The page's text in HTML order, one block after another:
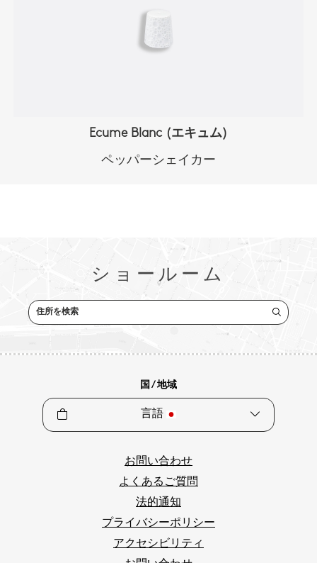
Ecume Blanc (エキュム)
ペッパーシェイカー
ショールーム
住所を検索
国 / 地域
言語
お問い合わせ
よくあるご質問
法的通知
プライバシーポリシー
アクセシビリティ